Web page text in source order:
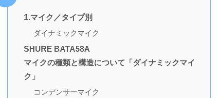
1.マイク／タイプ別
ダイナミックマイク
SHURE BATA58A
マイクの種類と構造について「ダイナミックマイ
ク」
コンデンサーマイク